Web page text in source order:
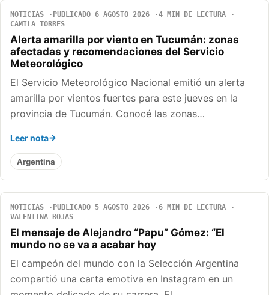
NOTICIAS PUBLICADO 6 AGOSTO 2026
4 MIN DE LECTURA
CAMILA TORRES
Alerta amarilla por viento en Tucumán: zonas
afectadas y recomendaciones del Servicio
Meteorológico
El Servicio Meteorológico Nacional emitió un alerta
amarilla por vientos fuertes para este jueves en la
provincia de Tucumán. Conocé las zonas…
Leer nota
Argentina
NOTICIAS PUBLICADO 5 AGOSTO 2026
6 MIN DE LECTURA
VALENTINA ROJAS
El mensaje de Alejandro “Papu” Gómez: “El
mundo no se va a acabar hoy
El campeón del mundo con la Selección Argentina
compartió una carta emotiva en Instagram en un